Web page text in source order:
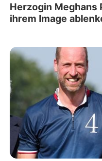
Herzogin
ihrem Image